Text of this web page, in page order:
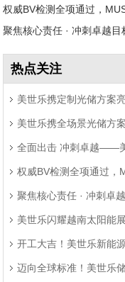
权威BV检测全项通过，
热点关注
美世乐携定制光储方案
题 美世乐携全场景光储方
全面出击 冲刺卓越——
权威BV检测全项通过，
聚焦核心责任 · 冲刺卓
美世乐闪耀越南太阳能
开工大吉！美世乐新能
程 迈向全球标准！美世乐